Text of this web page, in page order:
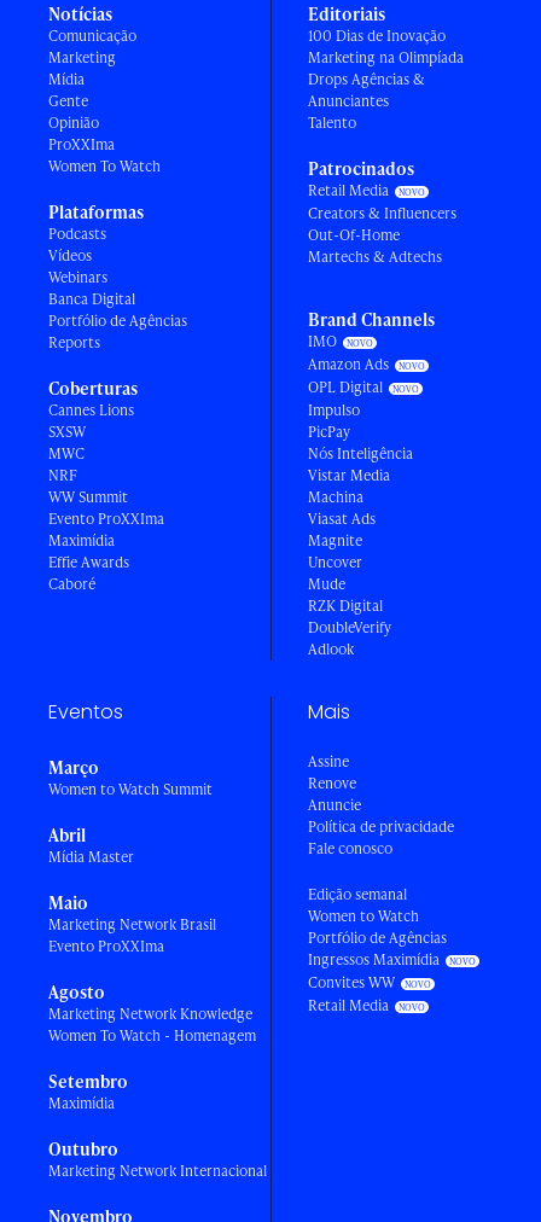
Notícias
Comunicação
Marketing
Mídia
Gente
Opinião
ProXXIma
Women To Watch
Plataformas
Podcasts
Vídeos
Webinars
Banca Digital
Portfólio de Agências
Reports
Coberturas
Cannes Lions
SXSW
MWC
NRF
WW Summit
Evento ProXXIma
Maximídia
Effie Awards
Caboré
Editoriais
100 Dias de Inovação
Marketing na Olimpíada
Drops Agências &
Anunciantes
Talento
Patrocinados
Retail Media
Creators & Influencers
Out-Of-Home
Martechs & Adtechs
Brand Channels
IMO
Amazon Ads
OPL Digital
Impulso
PicPay
Nós Inteligência
Vistar Media
Machina
Viasat Ads
Magnite
Uncover
Mude
RZK Digital
DoubleVerify
Adlook
Eventos
Março
Women to Watch Summit
Abril
Mídia Master
Maio
Marketing Network Brasil
Evento ProXXIma
Agosto
Marketing Network Knowledge
Women To Watch - Homenagem
Setembro
Maximídia
Outubro
Marketing Network Internacional
Novembro
Mais
Assine
Renove
Anuncie
Política de privacidade
Fale conosco
Edição semanal
Women to Watch
Portfólio de Agências
Ingressos Maximídia
Convites WW
Retail Media